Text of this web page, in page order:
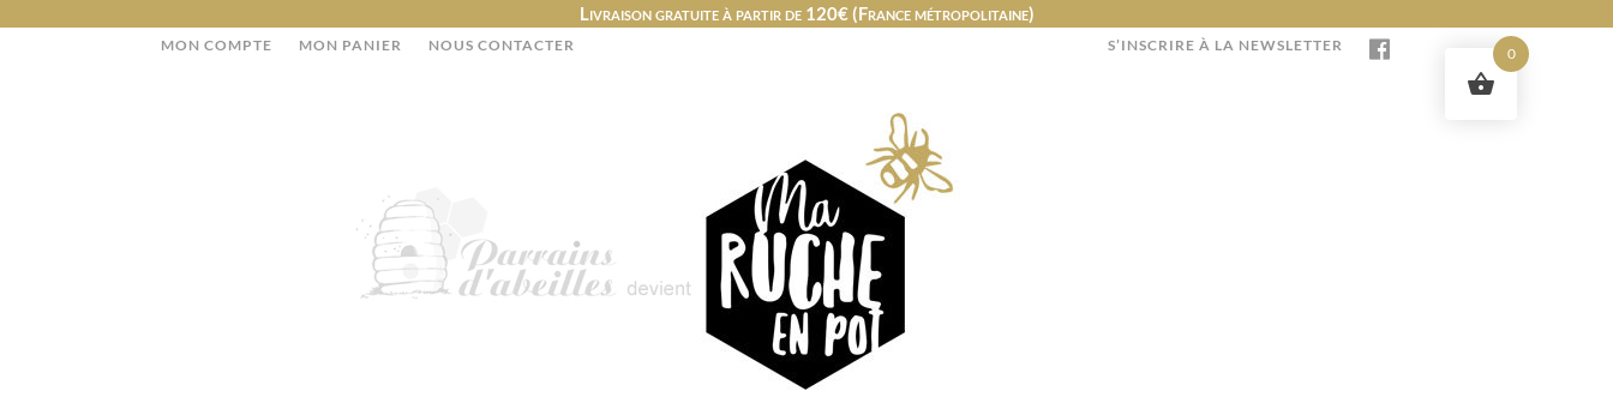
Livraison gratuite à partir de 120€ (France métropolitaine)
MON COMPTE MON PANIER NOUS CONTACTER S’INSCRIRE À LA NEWSLETTER 0